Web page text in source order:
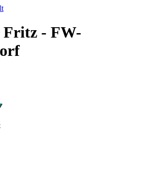
Fritz - FW-